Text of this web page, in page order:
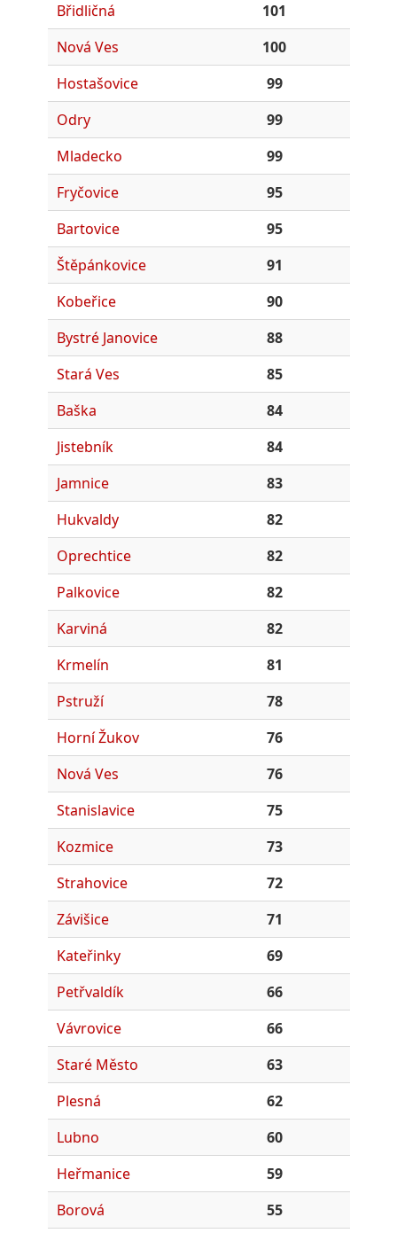
Břidličná
101
Nová Ves
100
Hostašovice
99
Odry
99
Mladecko
99
Fryčovice
95
Bartovice
95
Štěpánkovice
91
Kobeřice
90
Bystré Janovice
88
Stará Ves
85
Baška
84
Jistebník
84
Jamnice
83
Hukvaldy
82
Oprechtice
82
Palkovice
82
Karviná
82
Krmelín
81
Pstruží
78
Horní Žukov
76
Nová Ves
76
Stanislavice
75
Kozmice
73
Strahovice
72
Závišice
71
Kateřinky
69
Petřvaldík
66
Vávrovice
66
Staré Město
63
Plesná
62
Lubno
60
Heřmanice
59
Borová
55